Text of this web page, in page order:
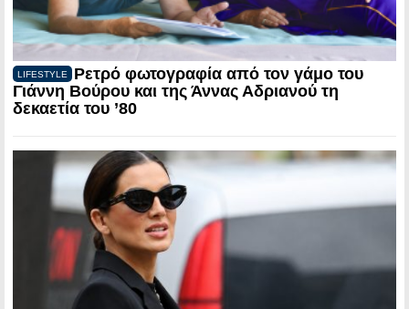
LIFESTYLE
Ρετρό φωτογραφία από τον γάμο του
Γιάννη Βούρου και της Άννας Αδριανού τη
δεκαετία του ’80